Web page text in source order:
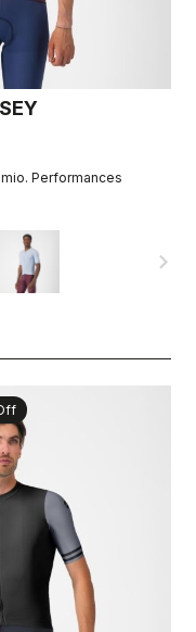
Performances
navigate_next